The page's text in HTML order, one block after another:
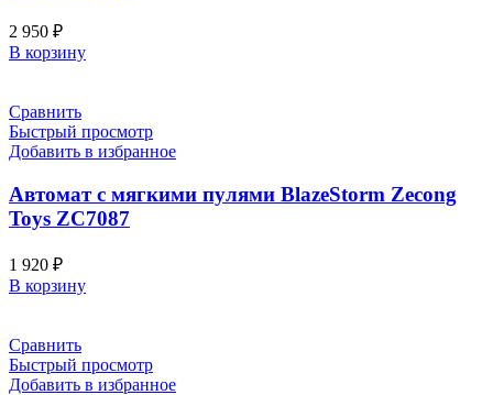
2 950 ₽
В корзину
Сравнить
Быстрый просмотр
Добавить в избранное
Автомат с мягкими пулями BlazeStorm Zecong
Toys ZC7087
1 920 ₽
В корзину
Сравнить
Быстрый просмотр
Добавить в избранное